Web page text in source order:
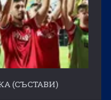
(СЪСТАВИ)